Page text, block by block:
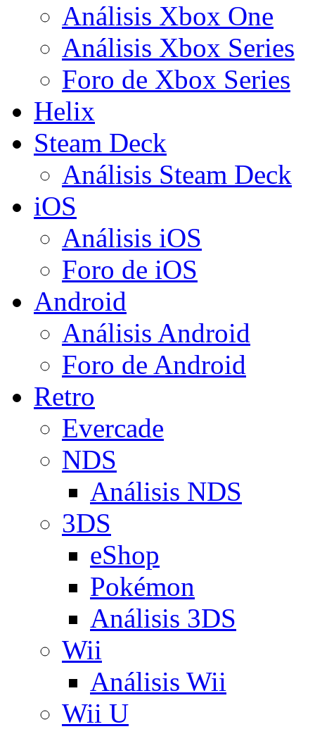
Análisis Xbox One
Análisis Xbox Series
Foro de Xbox Series
Helix
Steam Deck
Análisis Steam Deck
iOS
Análisis iOS
Foro de iOS
Android
Análisis Android
Foro de Android
Retro
Evercade
NDS
Análisis NDS
3DS
eShop
Pokémon
Análisis 3DS
Wii
Análisis Wii
Wii U